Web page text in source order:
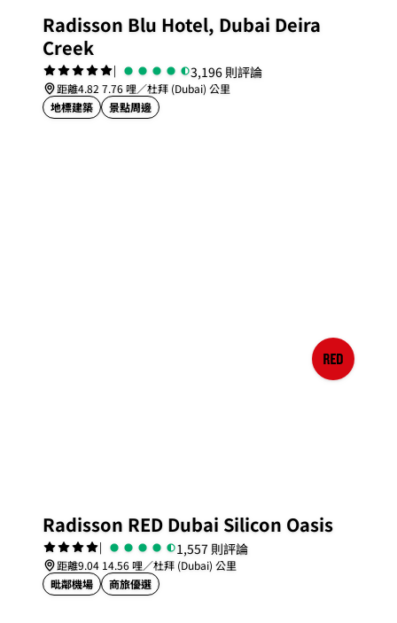
Radisson Blu Hotel, Dubai Deira
Creek
| 3,196 則評論
距離4.82 7.76 哩／杜拜 (Dubai) 公里
地標建築
景點周邊
Radisson RED Dubai Silicon Oasis
| 1,557 則評論
距離9.04 14.56 哩／杜拜 (Dubai) 公里
毗鄰機場
商旅優選